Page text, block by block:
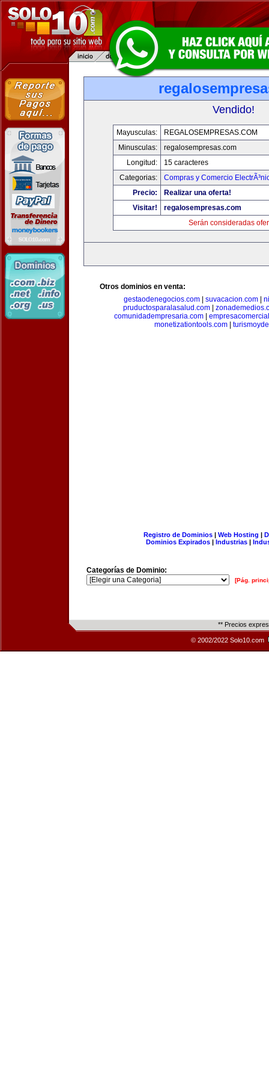
Vendido!
Mayusculas:
REGALOSEMPRESAS.COM
Minusculas:
regalosempresas.com
Longitud:
15 caracteres
Categorias:
Compras y Comercio
Precio:
Realizar una oferta!
Visitar!
regalosempresas.com
Serán consideradas
Otros dominios en venta:
gestaodenegocios.com| suvacacion.com|
pruductosparalasalud.com|
comunidadempresaria.com
monetizationtools.com
Registro de Dominios| Web Hosting |
Dominios Expirados | Industrias |
Categorías de Dominio:
[Pág.
** Precios
© 2002/2022 Solo10.com